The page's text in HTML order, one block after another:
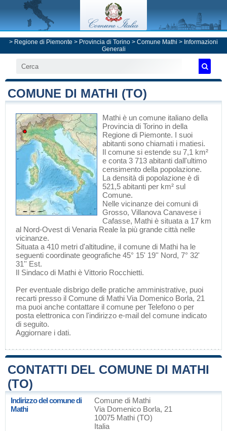
> Regione di Piemonte > Provincia di Torino > Comune Mathi > Informazioni
Generali
COMUNE DI MATHI (TO)
Mathi è un comune italiano della
Provincia di Torino in della
Regione di Piemonte. I suoi
abitanti sono chiamati i matiesi.
Il comune si estende su 7,1 km²
e conta 3 713 abitanti dall'ultimo
censimento della popolazione.
La densità di popolazione è di
521,5 abitanti per km² sul
Comune.
Nelle vicinanze dei comuni di
Grosso, Villanova Canavese i
Cafasse, Mathi è situata a 17 km
al Nord-Ovest di Venaria Reale la più grande città nelle
vicinanze.
Situata a 410 metri d'altitudine, il comune di Mathi ha le
seguenti coordinate geografiche 45° 15' 19'' Nord, 7° 32'
31'' Est.
Il Sindaco di Mathi è Vittorio Rocchietti.
Per eventuale disbrigo delle pratiche amministrative, puoi
recarti presso il Comune di Mathi Via Domenico Borla, 21
ma puoi anche contattare il comune per Telefono o per
posta elettronica con l'indirizzo e-mail del comune indicato
di seguito.
Aggiornare i dati.
CONTATTI DEL COMUNE DI MATHI
(TO)
Indirizzo del comune di
Mathi
Comune di Mathi
Via Domenico Borla, 21
10075 Mathi (TO)
Italia